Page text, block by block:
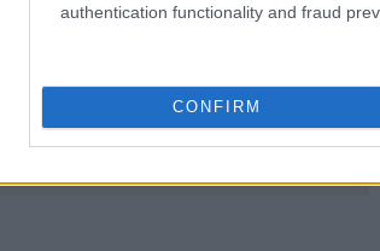
authentication functionality and fraud
CONFIRM